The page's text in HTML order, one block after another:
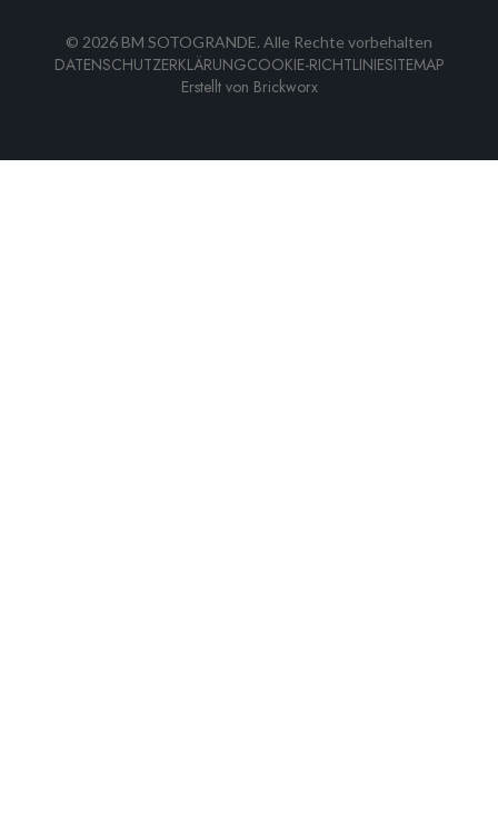
© 2026 BM SOTOGRANDE. Alle Rechte vorbehalten
DATENSCHUTZERKLÄRUNGCOOKIE-RICHTLINIESITEMAP
Erstellt von Brickworx